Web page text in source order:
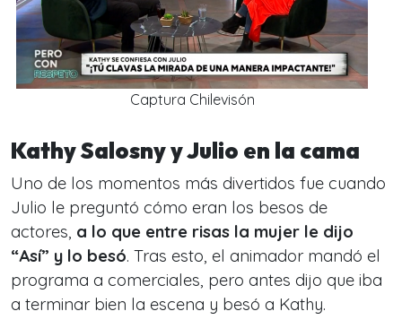
Captura Chilevisón
Kathy Salosny y Julio en la cama
Uno de los momentos más divertidos fue cuando
Julio le preguntó cómo eran los besos de
actores, a lo que entre risas la mujer le dijo
“Así” y lo besó. Tras esto, el animador mandó el
programa a comerciales, pero antes dijo que iba
a terminar bien la escena y besó a Kathy.